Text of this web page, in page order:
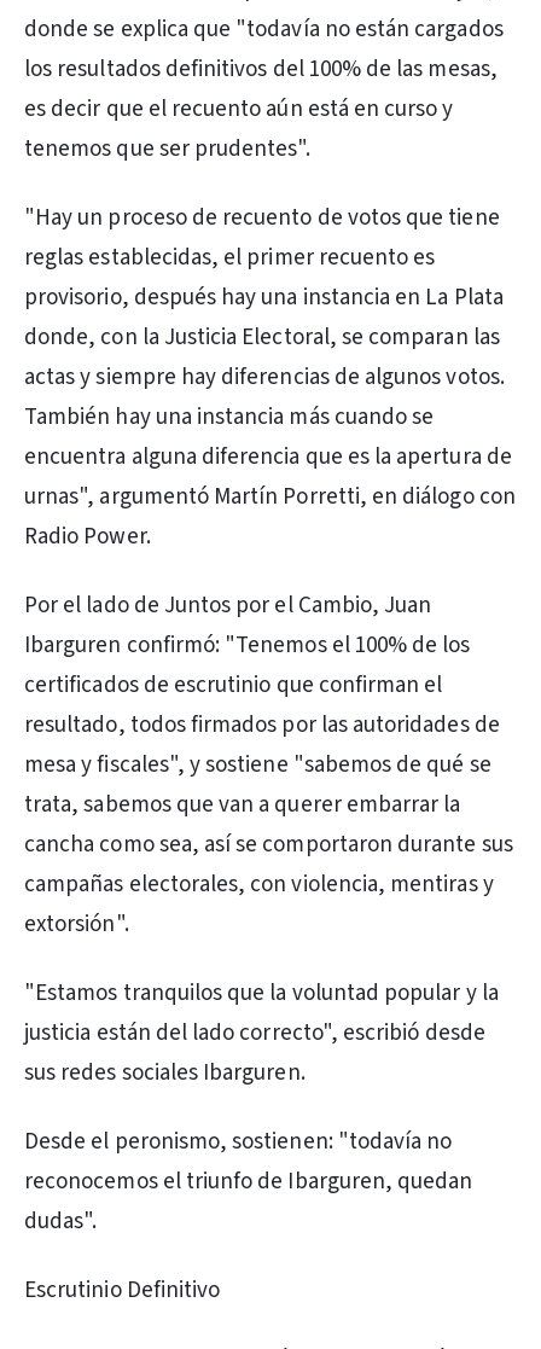
donde se explica que "todavía no están cargados
los resultados definitivos del 100% de las mesas,
es decir que el recuento aún está en curso y
tenemos que ser prudentes".
"Hay un proceso de recuento de votos que tiene
reglas establecidas, el primer recuento es
provisorio, después hay una instancia en La Plata
donde, con la Justicia Electoral, se comparan las
actas y siempre hay diferencias de algunos votos.
También hay una instancia más cuando se
encuentra alguna diferencia que es la apertura de
urnas", argumentó Martín Porretti, en diálogo con
Radio Power.
Por el lado de Juntos por el Cambio, Juan
Ibarguren confirmó: "Tenemos el 100% de los
certificados de escrutinio que confirman el
resultado, todos firmados por las autoridades de
mesa y fiscales", y sostiene "sabemos de qué se
trata, sabemos que van a querer embarrar la
cancha como sea, así se comportaron durante sus
campañas electorales, con violencia, mentiras y
extorsión".
"Estamos tranquilos que la voluntad popular y la
justicia están del lado correcto", escribió desde
sus redes sociales Ibarguren.
Desde el peronismo, sostienen: "todavía no
reconocemos el triunfo de Ibarguren, quedan
dudas".
Escrutinio Definitivo